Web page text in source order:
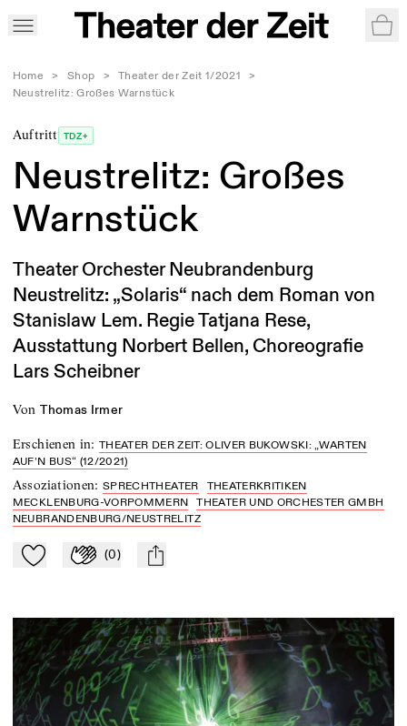
Home > Shop > Theater der Zeit 1/2021
>
Neustrelitz: Großes Warnstück
Auftritt TDZ+
Neustrelitz: Großes
Warnstück
Theater Orchester Neubrandenburg
Neustrelitz: „Solaris“ nach dem Roman von
Stanislaw Lem. Regie Tatjana Rese,
Ausstattung Norbert Bellen, Choreografie
Lars Scheibner
von Thomas Irmer
Erschienen in:THEATER DER ZEIT: OLIVER BUKOWSKI: „WARTEN
AUF’N BUS“ (12/2021)
Assoziationen:SPRECHTHEATER
THEATERKRITIKEN
MECKLENBURG-VORPOMMERN
THEATER UND ORCHESTER GMBH
NEUBRANDENBURG/NEUSTRELITZ
Zu Mein-TdZ hinzufügen
Applaudieren
(0) mail